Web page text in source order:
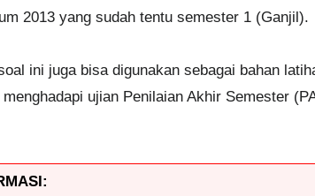
2013 yang sudah tentu semester 1 (Ganjil).
ini juga bisa digunakan sebagai bahan
menghadapi ujian Penilaian Akhir Semester